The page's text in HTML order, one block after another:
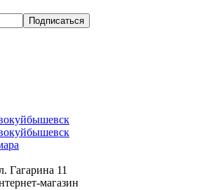
Гагарина 11
магазин